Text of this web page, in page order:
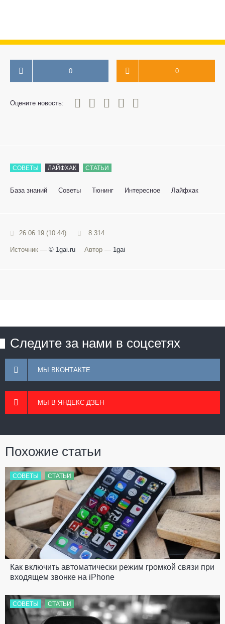
0 0
Оцените новость:
0
1 3 4 5
СОВЕТЫ ЛАЙФХАК СТАТЬИ
База знаний Советы Тюнинг Интересное Лайфхак
26.06.19 (10:44) 8 314
Источник — © 1gai.ru Автор — 1gai
Следите за нами в соцсетях
МЫ ВКОНТАКТЕ
МЫ В ЯНДЕКС ДЗЕН
Похожие статьи
СОВЕТЫ СТАТЬИ
Как включить автоматически режим громкой связи при
входящем звонке на iPhone
СОВЕТЫ СТАТЬИ